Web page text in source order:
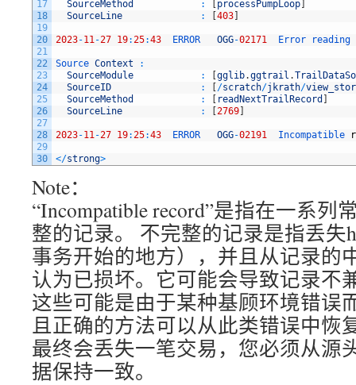
17
18
19
20
21
22
23
24
25
26
27
28
29
30
SourceMethod
: processPumpLoop
SourceLine
: 403
2023-11-27 19:25:43 ERROR OGG-02171 Error reading
Source Context
:
SourceModule
: gglib.ggtrail .
SourceID
: /scratch/jkrath/
SourceMethod
: readNextTrailRecord
SourceLine
: 2769
2023-11-27 19:25:43 ERROR OGG-02191 Incompatible
</strong>
Note：
“Incompatible record”是指在一系列
整的记录。 不完整的记录是指丢失
事务开始的地方），并且从记录的
认为已损坏。它可能会导致记录不
这些可能是由于某种基顾环境错误
且正确的方法可以从此类错误中恢
最终会丢失一笔交易，您必须从源
据保持一致。